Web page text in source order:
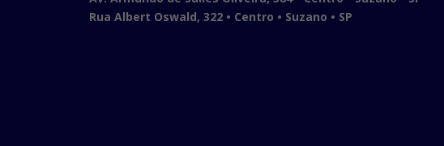
Rua Albert Oswald, 322 • Centro • Suzano • SP